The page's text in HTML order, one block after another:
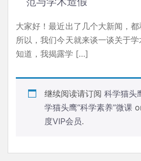
大家好！最近出了几个大新闻，都
所以，我们今天就来谈一谈关于
知道，我揭露学 […]
继续阅读请订阅 科学猫头
学猫头鹰“科学素养”微课
度VIP会员.